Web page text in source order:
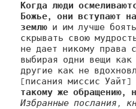
Когда люди
Божье, они вступают
землю и им лучше
скрывать свою
не дает никому права
выбирая одни вещи как
другие как не
[писания миссис Уайт]
такому же обращению,
Избранные послания,